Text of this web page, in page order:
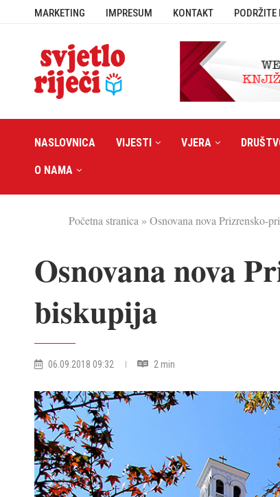
MARKETING IMPRESUM KONTAKT PODRŽITE
NASLOVNICA VIJESTI VJERA
O NAMA
Početna stranica » Osnovana nova Prizrensko-
Osnovana nova
biskupija
06.09.2018 09:32 2 min